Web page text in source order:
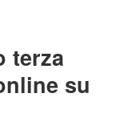
terza
su